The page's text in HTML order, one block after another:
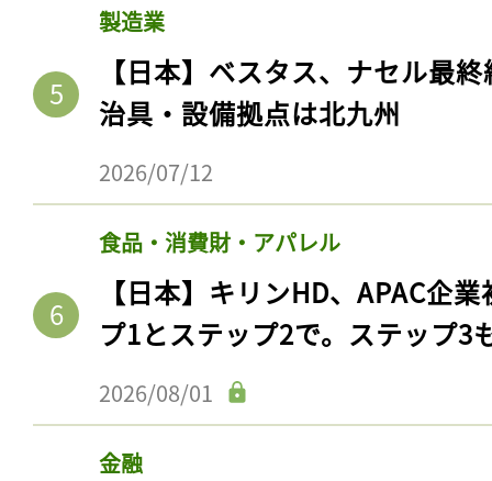
製造業
【日本】ベスタス、ナセル最
治具・設備拠点は北九州
2026/07/12
食品・消費財・アパレル
【日本】キリンHD、APAC企
プ1とステップ2で。ステップ3
2026/08/01
金融